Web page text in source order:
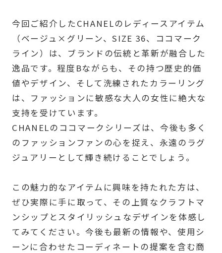
今回ご紹介したCHANELのレディースアイテム
（ベージュ×グリーン、SIZE 36、ココマーク
ライン）は、ブランドの伝統と革新が融合した
逸品です。程度Bながらも、その持つ歴史的価
値やデザイン、そして洗練されたカラーリング
は、ファッションに敏感な大人の女性に絶大な
支持を受けています。
CHANELのココマークシリーズは、今後も多く
のファッションファンの心を捉え、永遠のラグ
ジュアリーとして輝き続けることでしょう。
この魅力的なアイテムに興味を持たれた方は、
ぜひ実際に手に取って、その上質なクラフトマ
ンシップとスタイリッシュなデザインを体感し
てみてください。今後も最新の情報や、使用シ
ーンに合わせたコーディネートの提案を含む商